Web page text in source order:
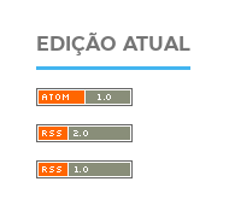
EDIÇÃO ATUAL